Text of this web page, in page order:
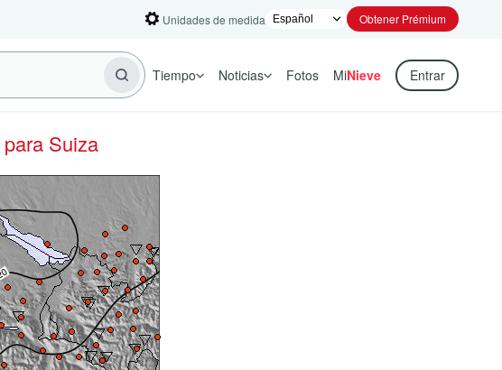
Unidades de medida Obtener Prémium
Tiempo Noticias Fotos MiNieve Entrar
para Suiza